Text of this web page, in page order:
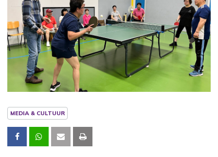
MEDIA & CULTUUR